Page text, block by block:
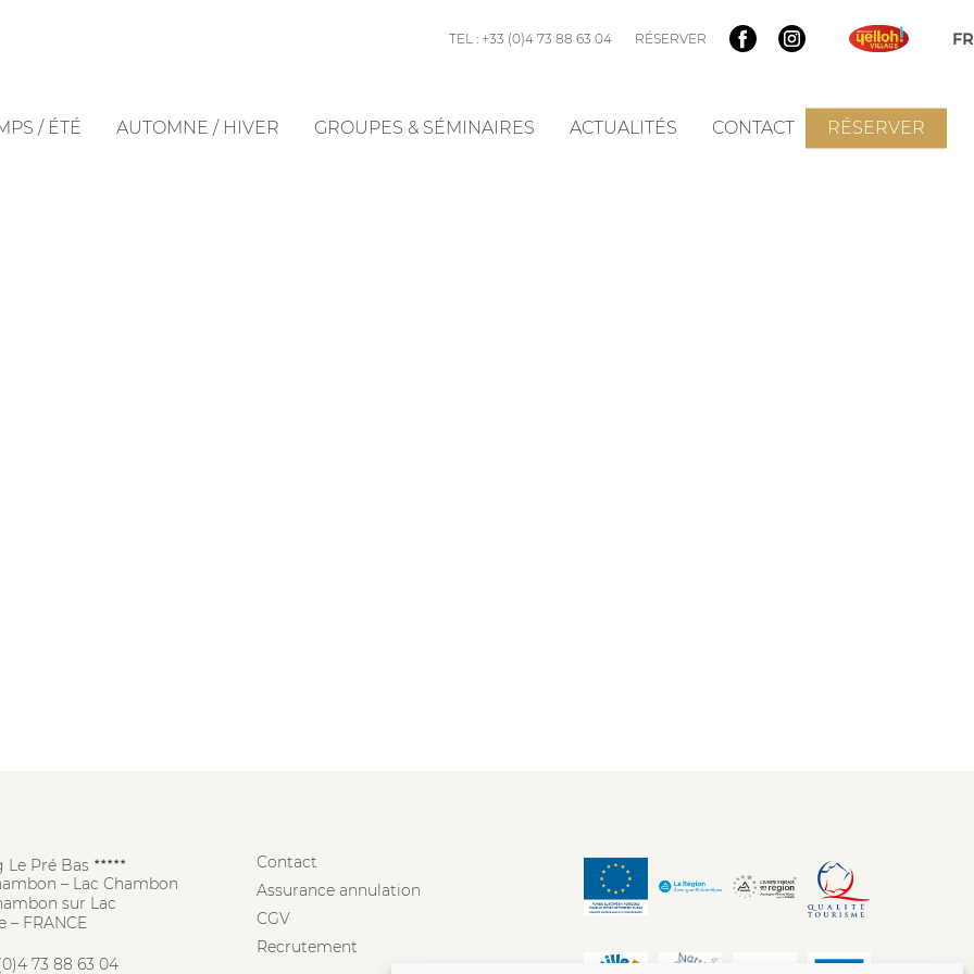
TEL : +33 (0)4 73 88 63 04 RÉSERVER
/ ÉTÉ AUTOMNE / HIVER GROUPES & SÉMINAIRES ACTUALITÉS CONTACT RÉSERVER
Le Pré Bas ★★★★★
– Lac Chambon
sur Lac
– FRANCE
73 88 63 04
Contact
Assurance annulation
CGV
Recrutement